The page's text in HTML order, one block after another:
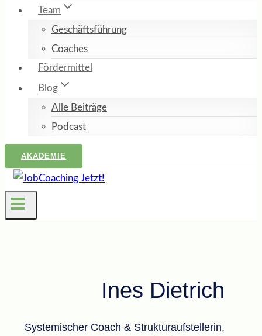
Team
Geschäftsführung
Coaches
Fördermittel
Blog
Alle Beiträge
Podcast
AKADEMIE
Ines Dietrich
Systemischer Coach & Strukturaufstellerin,